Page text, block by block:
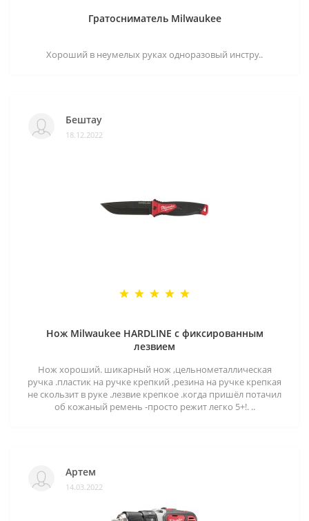
Гратосниматель Milwaukee
Хороший в неумелых руках одноразовый инстру..
Бештау
18.12.2022
Нож Milwaukee HARDLINE с фиксированным
лезвием
Нож хороший. шикарный нож ,цельнометаллическая
ручка .пластик на ручке крепкий ,резина на ручке крепкая
не скользит в руке .лезвие крепкое .когда пришёл потачил
об кожаный ремень -просто режит легко 5+!. ..
Артем
14.03.2022